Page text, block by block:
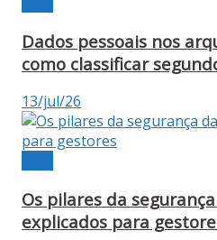
Dados pessoais nos
como classificar
13/jul/26
Os pilares da
explicados para